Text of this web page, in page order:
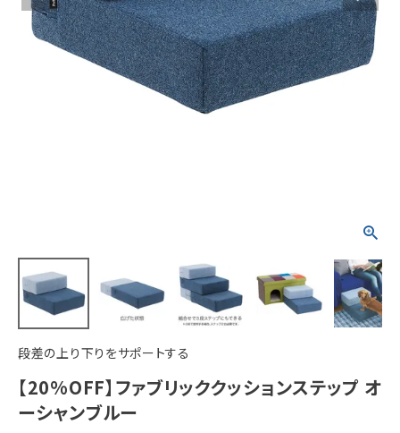
ACCOUNT MENU
ようこそ ゲスト 様
person 新規会員登録
段差の上り下りをサポートする
【20%OFF】ファブリッククッションステップ オ
ーシャンブルー